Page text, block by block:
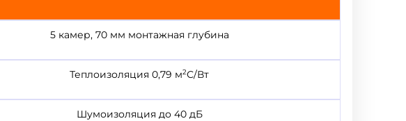
5 камер, 70 мм монтажная глубина
Теплоизоляция 0,79 м2С/Вт
Шумоизоляция до 40 дБ